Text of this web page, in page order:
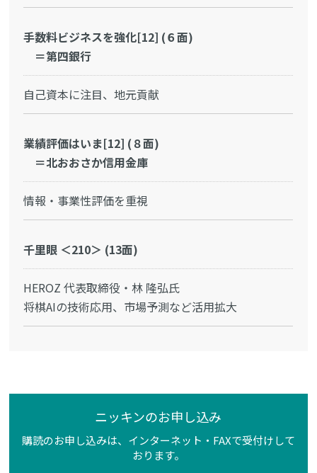
手数料ビジネスを強化[12] (６面)
＝第四銀行
自己資本に注目、地元貢献
業績評価はいま[12] (８面)
＝北おおさか信用金庫
情報・事業性評価を重視
千里眼 ＜210＞ (13面)
HEROZ 代表取締役・林 隆弘氏
将棋AIの技術応用、市場予測など活用拡大
ニッキンのお申し込み
購読のお申し込みは、インターネット・FAXで受付けして
おります。